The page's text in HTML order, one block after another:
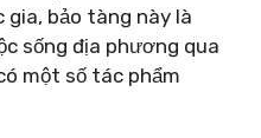
bảo tàng này là
sống địa phương qua
một số tác phẩm